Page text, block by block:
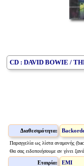
CD : DAVID BOWIE /
Διαθεσιμότητα:
Παραγγελία ως λίστα αναμονής
Θα σας ειδοποιήσουμε αν γίνει
Εταιρία: EMI